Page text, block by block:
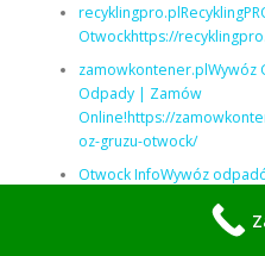
Otwockhttps://
zamowkontener.plWywóz
Odpady | Zamów
Online!https://
oz-gruzu-otwock/
Otwock InfoWywóz
odpadow-budowlanych-